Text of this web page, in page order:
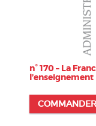
n° 170 – La
l’enseignement
COMMANDER